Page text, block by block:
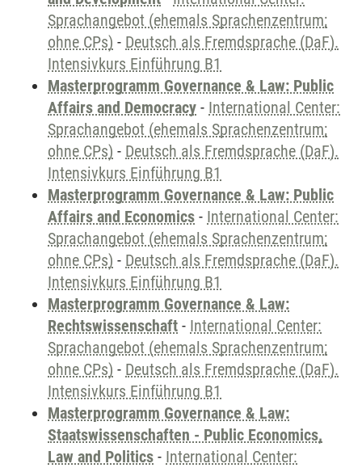
Sprachangebot (ehemals Sprachenzentrum;
ohne CPs) - Deutsch als Fremdsprache (DaF).
Intensivkurs Einführung B1
Masterprogramm Governance & Law: Public
Affairs and Democracy - International Center:
Sprachangebot (ehemals Sprachenzentrum;
ohne CPs) - Deutsch als Fremdsprache (DaF).
Intensivkurs Einführung B1
Masterprogramm Governance & Law: Public
Affairs and Economics - International Center:
Sprachangebot (ehemals Sprachenzentrum;
ohne CPs) - Deutsch als Fremdsprache (DaF).
Intensivkurs Einführung B1
Masterprogramm Governance & Law:
Rechtswissenschaft - International Center:
Sprachangebot (ehemals Sprachenzentrum;
ohne CPs) - Deutsch als Fremdsprache (DaF).
Intensivkurs Einführung B1
Masterprogramm Governance & Law:
Staatswissenschaften - Public Economics,
Law and Politics - International Center: